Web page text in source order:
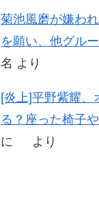
菊池風磨が嫌わ
を願い、他グル
名 より
[炎上]平野紫耀、
る？座った椅子
に
より